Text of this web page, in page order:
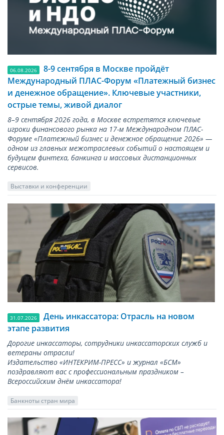
06.08.2026
8-9 сентября в Москве пройдёт
Международный ПЛАС-Форум «Платежный бизнес
и денежное обращение». Ключевые участники,
острые темы, живой диалог
8–9 сентября 2026 года, в Москве встретятся ключевые
игроки финансового рынка на 17-м Международном ПЛАС-
Форуме «Платежный бизнес и денежное обращение 2026» —
одном из главных межотраслевых событий о настоящем и
будущем финтеха, банкинга и массовых дистанционных
сервисов.
Выставки и конференции
31.07.2026
День инкассатора: Отрасль на новом
этапе развития
Дорогие инкассаторы, сотрудники инкассаторских служб и
ветераны отрасли!
Издательство «ИНТЕКРИМ-ПРЕСС» и журнал «БСМ»
поздравляют вас с профессиональным праздником –
Всероссийским днём инкассатора!
Банкноты стран мира